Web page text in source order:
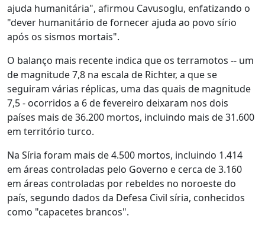
ajuda humanitária", afirmou Cavusoglu, enfatizando o
"dever humanitário de fornecer ajuda ao povo sírio
após os sismos mortais".
O balanço mais recente indica que os terramotos -- um
de magnitude 7,8 na escala de Richter, a que se
seguiram várias réplicas, uma das quais de magnitude
7,5 - ocorridos a 6 de fevereiro deixaram nos dois
países mais de 36.200 mortos, incluindo mais de 31.600
em território turco.
Na Síria foram mais de 4.500 mortos, incluindo 1.414
em áreas controladas pelo Governo e cerca de 3.160
em áreas controladas por rebeldes no noroeste do
país, segundo dados da Defesa Civil síria, conhecidos
como "capacetes brancos".